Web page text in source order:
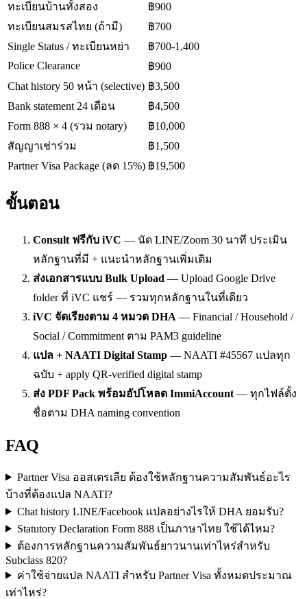
ทะเบียนบ้านทั้งสอง
฿900
ทะเบียนสมรสไทย (ถ้ามี)
฿700
Single Status / ทะเบียนหย่า
฿700-1,400
Police Clearance
฿900
Chat history 50 หน้า (selective) ฿3,500
Bank statement 24 เดือน
฿4,500
Form 888 × 4 (รวม notary)
฿10,000
สัญญาเช่าร่วม
฿1,500
Partner Visa Package (ลด 15%) ฿19,500
ขั้นตอน
Consult ฟรีกับ iVC — นัด LINE/Zoom 30 นาที ประเมิน
หลักฐานที่มี + แนะนำหลักฐานเพิ่มเติม
ส่งเอกสารแบบ Bulk Upload — Upload Google Drive
folder ที่ iVC แชร์ — รวมทุกหลักฐานในที่เดียว
iVC จัดเรียงตาม 4 หมวด DHA — Financial / Household /
Social / Commitment ตาม PAM3 guideline
แปล + NAATI Digital Stamp — NAATI #45567 แปลทุก
ฉบับ + apply QR-verified digital stamp
ส่ง PDF Pack พร้อมอัปโหลด ImmiAccount — ทุกไฟล์ตั้ง
ชื่อตาม DHA naming convention
FAQ
Partner Visa ออสเตรเลีย ต้องใช้หลักฐานความสัมพันธ์อะไร
บ้างที่ต้องแปล NAATI?
Chat history LINE/Facebook แปลอย่างไรให้ DHA ยอมรับ?
Statutory Declaration Form 888 เป็นภาษาไทย ใช้ได้ไหม?
ต้องการหลักฐานความสัมพันธ์ยาวนานเท่าไหร่สำหรับ
Subclass 820?
ค่าใช้จ่ายแปล NAATI สำหรับ Partner Visa ทั้งหมดประมาณ
เท่าไหร่?